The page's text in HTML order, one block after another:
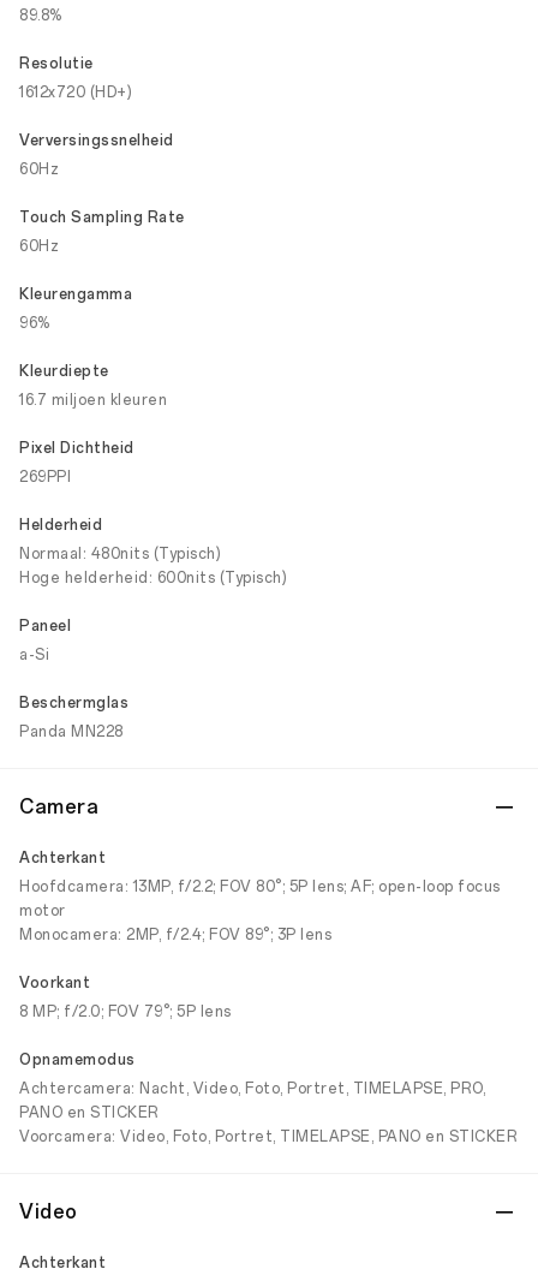
89.8%
Resolutie
1612x720 (HD+)
Verversingssnelheid
60Hz
Touch Sampling Rate
60Hz
Kleurengamma
96%
Kleurdiepte
16.7 miljoen kleuren
Pixel Dichtheid
269PPI
Helderheid
Normaal: 480nits (Typisch)
Hoge helderheid: 600nits (Typisch)
Paneel
a-Si
Beschermglas
Panda MN228
Camera
Achterkant
Hoofdcamera: 13MP, f/2.2; FOV 80°; 5P lens; AF; open-loop focus
motor
Monocamera: 2MP, f/2.4; FOV 89°; 3P lens
Voorkant
8 MP; f/2.0; FOV 79°; 5P lens
Opnamemodus
Achtercamera: Nacht, Video, Foto, Portret, TIMELAPSE, PRO,
PANO en STICKER
Voorcamera: Video, Foto, Portret, TIMELAPSE, PANO en STICKER
Video
Achterkant